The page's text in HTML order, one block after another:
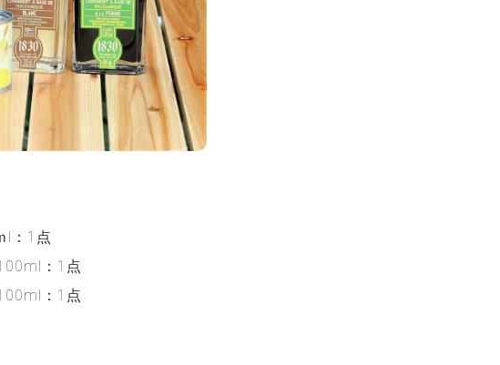
l：1点
：1点
：1点